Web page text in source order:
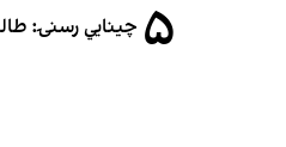
۵ چینایي رسنۍ: